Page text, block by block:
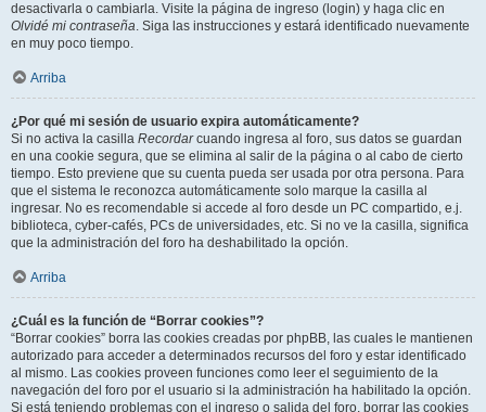
desactivarla o cambiarla. Visite la página de ingreso (login) y haga clic en
Olvidé mi contraseña. Siga las instrucciones y estará identificado nuevamente
en muy poco tiempo.
Arriba
¿Por qué mi sesión de usuario expira automáticamente?
Si no activa la casilla Recordarcuando ingresa al foro, sus datos se guardan
en una cookie segura, que se elimina al salir de la página o al cabo de cierto
tiempo. Esto previene que su cuenta pueda ser usada por otra persona. Para
que el sistema le reconozca automáticamente solo marque la casilla al
ingresar. No es recomendable si accede al foro desde un PC compartido, e.j.
biblioteca, cyber-cafés, PCs de universidades, etc. Si no ve la casilla, significa
que la administración del foro ha deshabilitado la opción.
Arriba
¿Cuál es la función de “Borrar cookies”?
“Borrar cookies” borra las cookies creadas por phpBB, las cuales le mantienen
autorizado para acceder a determinados recursos del foro y estar identificado
al mismo. Las cookies proveen funciones como leer el seguimiento de la
navegación del foro por el usuario si la administración ha habilitado la opción.
Si está teniendo problemas con el ingreso o salida del foro, borrar las cookies